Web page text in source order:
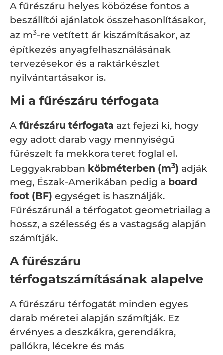
A fűrészáru helyes köbözése fontos a
beszállítói ajánlatok összehasonlításakor,
az m3-re vetített ár kiszámításakor, az
építkezés anyagfelhasználásának
tervezésekor és a raktárkészlet
nyilvántartásakor is.
Mi a fűrészáru térfogata
A fűrészáru térfogata azt fejezi ki, hogy
egy adott darab vagy mennyiségű
fűrészelt fa mekkora teret foglal el.
Leggyakrabban köbméterben (m3) adják
meg, Észak-Amerikában pedig a board
foot (BF) egységet is használják.
Fűrészárunál a térfogatot geometriailag a
hossz, a szélesség és a vastagság alapján
számítják.
A fűrészáru
térfogatszámításának alapelve
A fűrészáru térfogatát minden egyes
darab méretei alapján számítják. Ez
érvényes a deszkákra, gerendákra,
pallókra, lécekre és más